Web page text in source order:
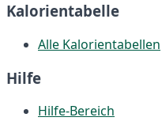
Kalorientabelle
Alle Kalorientabellen
Hilfe
Hilfe-Bereich